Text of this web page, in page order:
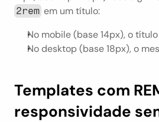
2rem em um título:
No mobile (base 14px), o
No desktop (base 18px), o
Templates com
responsividade